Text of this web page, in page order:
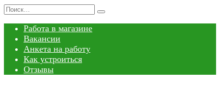
Перейти
содержанию
Search
Работа в магазине
Вакансии
Анкета на работу
Как устроиться
Отзывы